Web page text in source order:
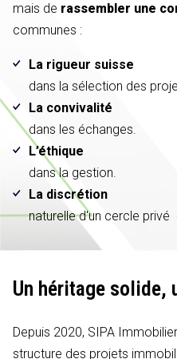
mais de rassembler une
communes :
La rigueur suisse
dans la sélection des
La convivalité
dans les échanges.
L’éthique
dans la gestion.
La discrétion
naturelle d'un cercle privé
Un héritage solide,
Depuis 2020, SIPA
structure des projets